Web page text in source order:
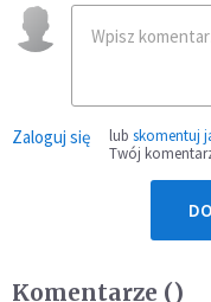
Zaloguj się lub skomentuj
Twój
Komentarze ()